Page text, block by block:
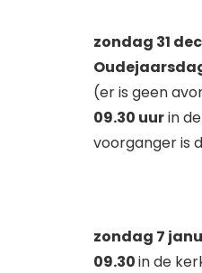
zondag 31
(er is geen
09.30 uurin
voorganger is
zondag 7
09.30in de